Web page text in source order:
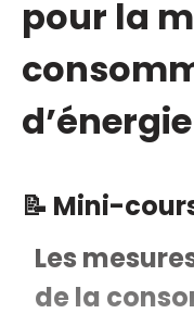
pour la
d’énergie
📝 Mini-
Les
de la